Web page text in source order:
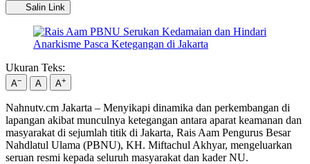
Salin Link
Ukuran Teks:
A− A A+
Nahnutv.cm Jakarta – Menyikapi dinamika dan perkembangan di
lapangan akibat munculnya ketegangan antara aparat keamanan dan
masyarakat di sejumlah titik di Jakarta, Rais Aam Pengurus Besar
Nahdlatul Ulama (PBNU), KH. Miftachul Akhyar, mengeluarkan
seruan resmi kepada seluruh masyarakat dan kader NU.